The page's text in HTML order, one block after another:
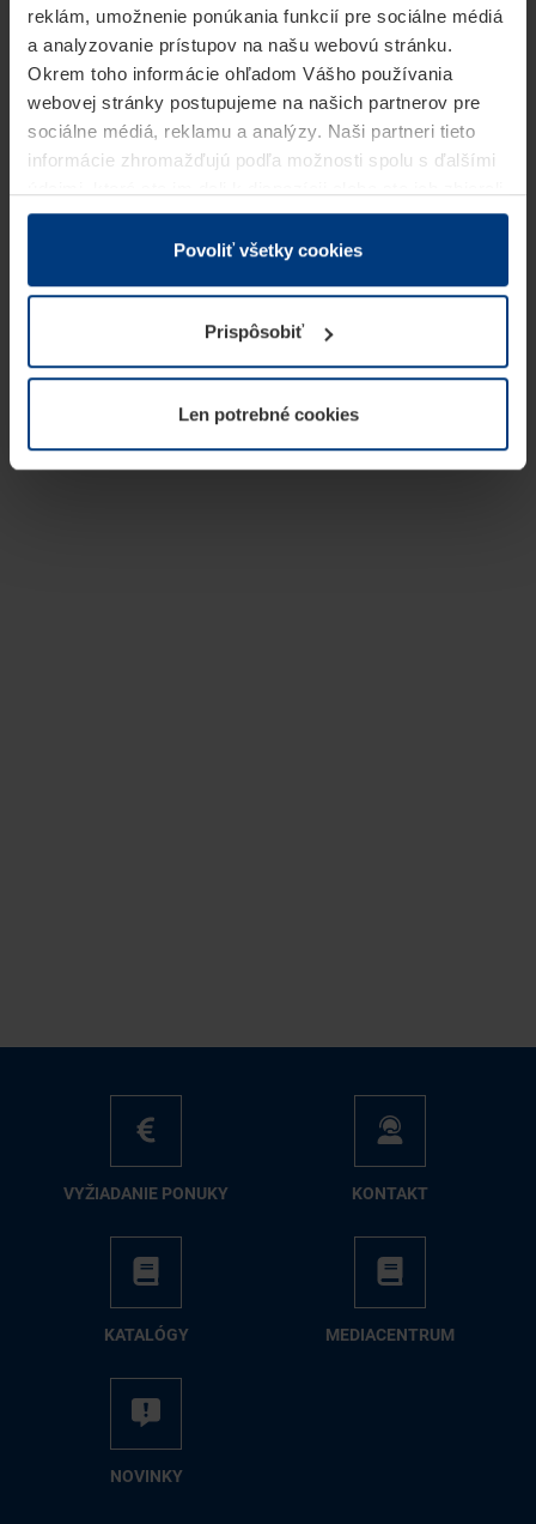
reklám, umožnenie ponúkania funkcií pre sociálne médiá
a analyzovanie prístupov na našu webovú stránku.
Okrem toho informácie ohľadom Vášho používania
webovej stránky postupujeme na našich partnerov pre
sociálne médiá, reklamu a analýzy. Naši partneri tieto
informácie zhromažďujú podľa možnosti spolu s ďalšími
v rámci Vášho využívania služieb.
Z právneho hľadiska môžeme cookies ukladať na Vašom
prevádzku tejto stránky. Pre všetky ostatné typy cookie
potrebujeme Vaše povolenie. Vaše povolenie môžete
kedykoľvek zmeniť alebo odvolať vo vysvetlení cookie
našej webovej stránky.
Povoliť všetky cookies
Prispôsobiť
Len potrebné cookies
VY­ŽIA­DA­NIE PO­NU­KY KON­TAKT
KA­TA­LÓ­GY ME­DIA­CEN­TRUM
NO­VIN­KY